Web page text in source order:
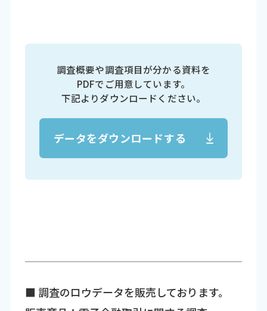
調査概要や調査項目が分かる資料を
PDFでご用意しています。
下記よりダウンロードください。
データをダウンロードする
■ 調査のロウデータを販売しております。